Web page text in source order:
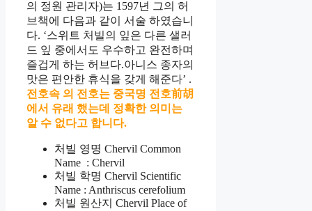
의 정원 관리자)는 1597년 그의 허
브책에 다음과 같이 서술 하였습니
다. ‘스위트 처빌의 잎은 다른 샐러
드 잎 중에서도 우수하고 완전하며
즐겁게 하는 허브다.아니스 종자의
맛은 편안한 휴식을 갖게 해준다’ .
전호속 의 전호는 중국명 전호前胡
에서 유래 했는데 정확한 의미는
알 수 없다고 합니다.
처빌 영명 Chervil Common
Name : Chervil
처빌 학명 Chervil Scientific
Name : Anthriscus cerefolium
처빌 원산지 Chervil Place of